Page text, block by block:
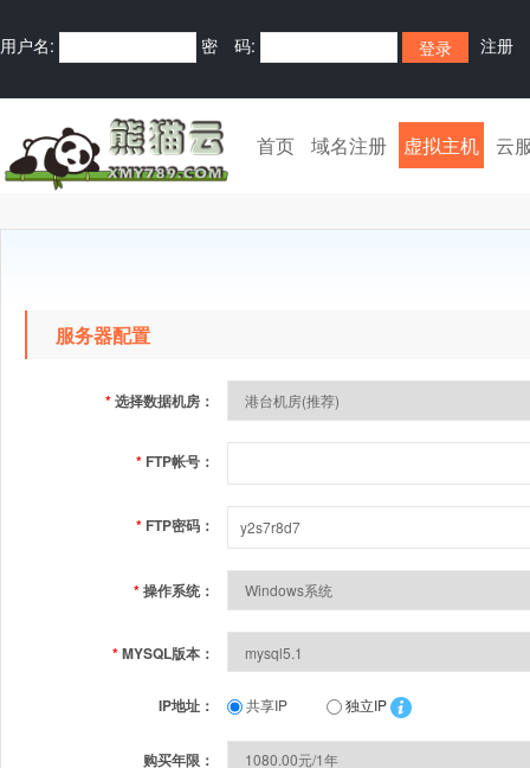
用户名: 密 码: 注册
首页 域名注册 虚拟主机 云
服务器配置
*选择数据机房：
* FTP帐号：
* FTP密码：
*操作系统：
*MYSQL版本：
IP地址： 共享IP 独立IP
购买年限：